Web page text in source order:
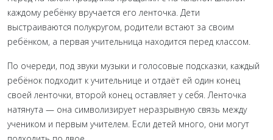
каждому ребёнку вручается его ленточка. Дети
выстраиваются полукругом, родители встают за своим
ребёнком, а первая учительница находится перед классом.
По очереди, под звуки музыки и голосовые подсказки, каждый
ребёнок подходит к учительнице и отдаёт ей один конец
своей ленточки, второй конец оставляет у себя. Ленточка
натянута — она символизирует неразрывную связь между
учеником и первым учителем. Если детей много, они могут